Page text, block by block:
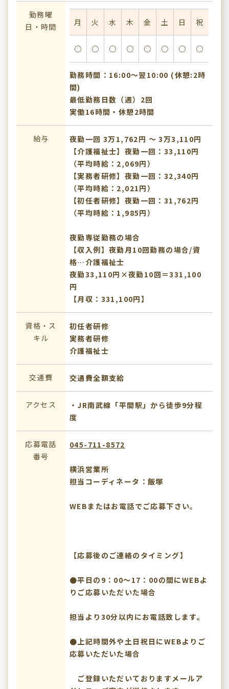
勤務曜
日・時間
月 火 水 木 金 土 日 祝
○ ○ ○ ○ ○ ○ ○ ○
勤務時間：16:00〜翌10:00 (休憩:2時
間)
最低勤務日数（週）2回
実働16時間・休憩2時間
給与
夜勤一回 3万1,762円 〜 3万3,110円
【介護福祉士】夜勤一回：33,110円
（平均時給：2,069円）
【実務者研修】夜勤一回：32,340円
（平均時給：2,021円）
【初任者研修】夜勤一回：31,762円
（平均時給：1,985円）
夜勤専従勤務の場合
【収入例】夜勤月10回勤務の場合/資
格…介護福祉士
夜勤33,110円×夜勤10回＝331,100
円
【月収：331,100円】
資格・ス
キル
初任者研修
実務者研修
介護福祉士
交通費 交通費全額支給
アクセス
・JR南武線「平間駅」から徒歩9分程
度
応募電話
番号
045-711-8572
横浜営業所
担当コーディネータ：飯塚
WEBまたはお電話でご応募下さい。
【応募後のご連絡のタイミング】
●平日の9：00～17：00の間にWEBよ
りご応募いただいた場合
担当より30分以内にお電話致します。
●上記時間外や土日祝日にWEBよりご
応募いただいた場合
ご登録いただいておりますメールア